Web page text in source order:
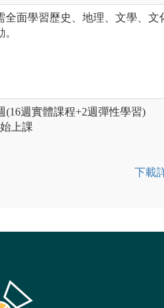
面學習歷史、地理、文學、文
(16週實體課程+2週彈性學習)
上課
下載